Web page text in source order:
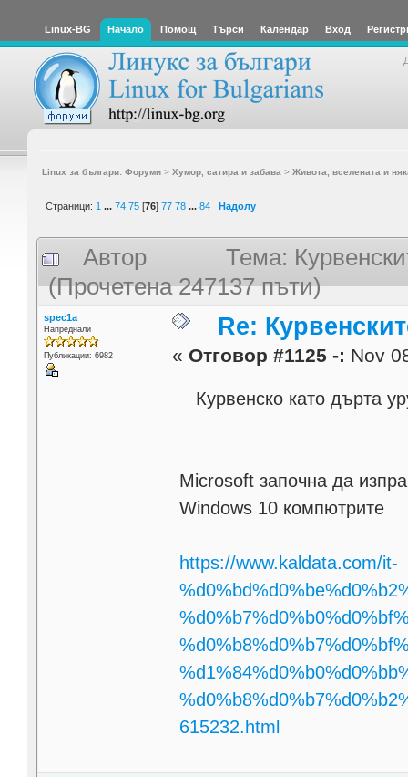
Linux-BG Начало Помощ Търси Календар Вход
Linux за българи: Форуми> Хумор, сатира и забава > Живота, вселената и
Страници: 1 ... 74 75 [76] 77 78 ... 84 Надолу
Автор
Тема:
(Прочетена 247137 пъти)
spec1a
Напреднали
Публикации: 6982
Re:
« Отговор #1125 -: Nov
Курвенскo като дърта
Microsoft започна да
Windows 10 компютрите
https://www.kaldata.com/it-
615232.html